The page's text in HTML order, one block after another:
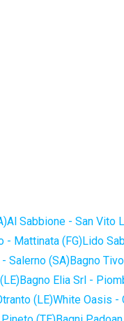
Al Sabbione - San Vito
- Mattinata (FG)Lido
Salerno (SA)Bagno
Bagno Elia Srl -
(LE)White Oasis -